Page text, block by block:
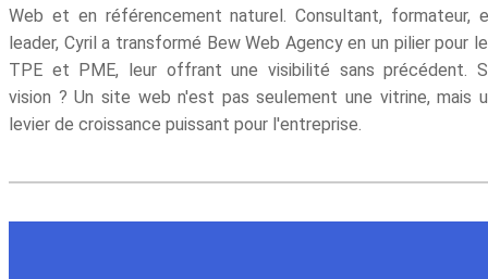
Web et en référencement naturel. Consultant, formateur,
leader, Cyril a transformé Bew Web Agency en un pilier pour
TPE et PME, leur offrant une visibilité sans précédent.
vision ? Un site web n'est pas seulement une vitrine, mais
levier de croissance puissant pour l'entreprise.